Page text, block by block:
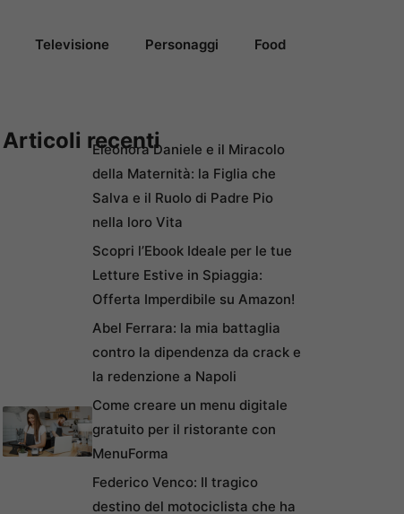
Televisione Personaggi Food
Articoli recentiEleonora Daniele e il Miracolo
della Maternità: la Figlia che
Salva e il Ruolo di Padre Pio
nella loro Vita
Scopri l’Ebook Ideale per le tue
Letture Estive in Spiaggia:
Offerta Imperdibile su Amazon!
Abel Ferrara: la mia battaglia
contro la dipendenza da crack e
la redenzione a Napoli
Come creare un menu digitale
gratuito per il ristorante con
MenuForma
Federico Venco: Il tragico
destino del motociclista che ha